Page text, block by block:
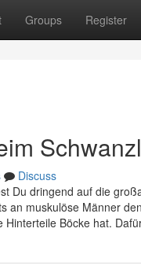
Groups Register
Discuss
Du dringend auf die
an muskulöse Männer
Böcke hat.